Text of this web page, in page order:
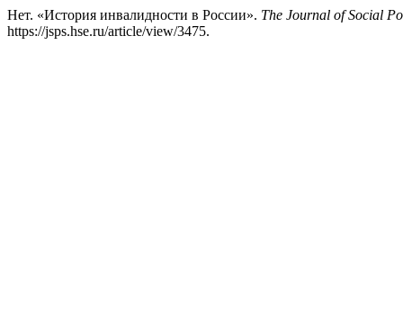
Нет. «История инвалидности в России». The Journal of Social
https://jsps.hse.ru/article/view/3475.